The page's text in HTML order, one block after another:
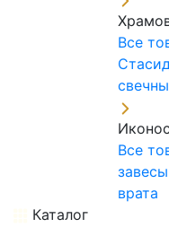
Все
Все
врата
Каталог